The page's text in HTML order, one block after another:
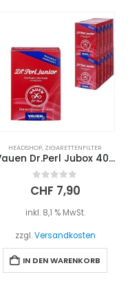
HEADSHOP, ZIGARETTENFILTER
Vauen Dr.Perl Jubox 40Filter
0out of 5
CHF 7,90
inkl. 8,1 % MwSt.
zzgl.Versandkosten
IN DEN WARENKORB